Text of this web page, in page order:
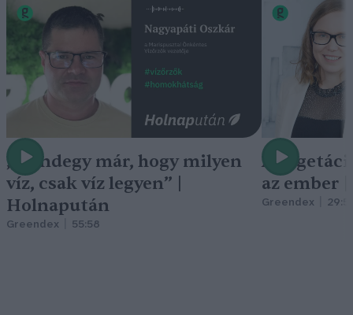
„Mindegy már, hogy milyen
víz, csak víz legyen” |
Holnapután
Greendex 55:58
A
az ember
Greendex